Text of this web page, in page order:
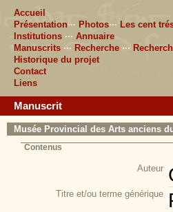
Accueil
Présentation··· Photos··· Les cent
Institutions ··· Annuaire
Manuscrits ··· Recherche ···
Historique du projet
Contact
Liens
Manuscrit
Musée Provincial des Arts anciens
Contenus
Auteur
Titre et/ou terme générique